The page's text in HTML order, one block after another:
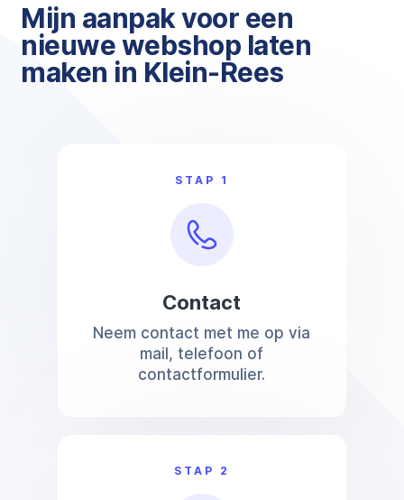
Mijn aanpak voor een
nieuwe webshop laten
maken in Klein-Rees
STAP 1
Contact
Neem contact met me op via
mail, telefoon of
contactformulier.
STAP 2